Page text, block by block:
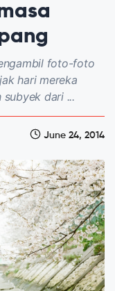
foto-foto
hari mereka
dari ...
June 24, 2014